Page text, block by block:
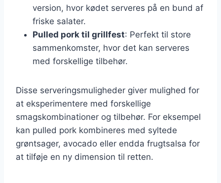
version, hvor kødet serveres på en bund af
friske salater.
Pulled pork til grillfest: Perfekt til store
sammenkomster, hvor det kan serveres
med forskellige tilbehør.
Disse serveringsmuligheder giver mulighed for
at eksperimentere med forskellige
smagskombinationer og tilbehør. For eksempel
kan pulled pork kombineres med syltede
grøntsager, avocado eller endda frugtsalsa for
at tilføje en ny dimension til retten.